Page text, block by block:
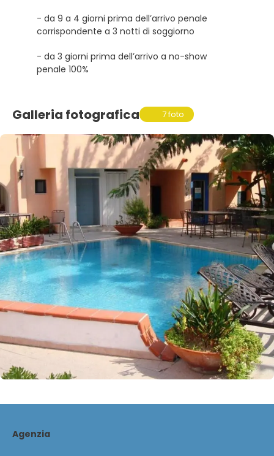
- da 9 a 4 giorni prima dell’arrivo penale
corrispondente a 3 notti di soggiorno
- da 3 giorni prima dell’arrivo a no-show
penale 100%
Galleria fotografica 7 foto
Agenzia